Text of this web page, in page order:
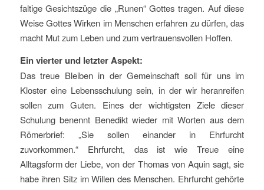
faltige Gesichtszüge die „Runen“ Gottes tragen. Auf diese
Weise Gottes Wirken im Menschen erfahren zu dürfen, das
macht Mut zum Leben und zum vertrauensvollen Hoffen.
Ein vierter und letzter Aspekt:
Das treue Bleiben in der Gemeinschaft soll für uns im
Kloster eine Lebensschulung sein, in der wir heranreifen
sollen zum Guten. Eines der wichtigsten Ziele dieser
Schulung benennt Benedikt wieder mit Worten aus dem
Römerbrief: „Sie sollen einander in Ehrfurcht
zuvorkommen.“ Ehrfurcht, das ist wie Treue eine
Alltagsform der Liebe, von der Thomas von Aquin sagt, sie
habe ihren Sitz im Willen des Menschen. Ehrfurcht gehörte